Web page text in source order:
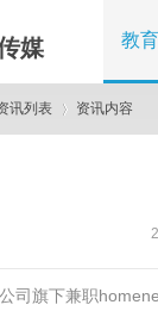
媒 教
讯列表 资讯内容
司旗下兼职